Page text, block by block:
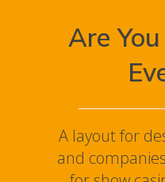
Are
A layout for
and